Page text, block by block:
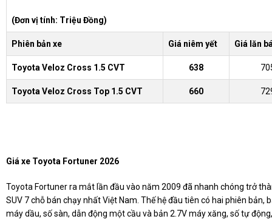
(Đơn vị tính: Triệu Đồng)
Phiên bản xe Giá niêm yết Giá lăn
Toyota Veloz Cross 1.5 CVT 638
Toyota Veloz Cross Top 1.5 CVT 660
Giá xe Toyota Fortuner 2026
Toyota Fortuner ra mắt lần đầu vào năm 2009 đã nhanh chóng trở
SUV 7 chỗ bán chạy nhất Việt Nam. Thế hệ đầu tiên có hai phiên bản,
máy dầu, số sàn, dẫn động một cầu và bản 2.7V máy xăng, số tự